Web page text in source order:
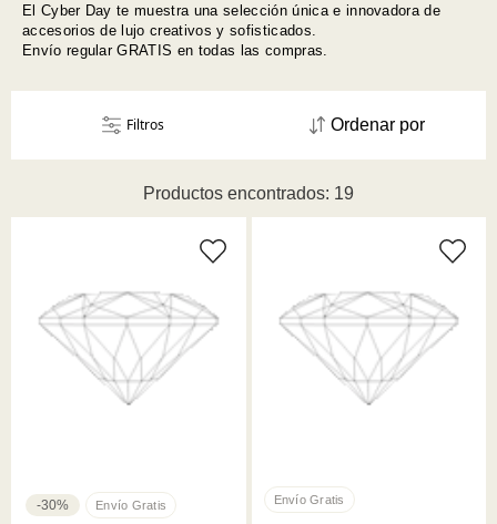
El Cyber Day te muestra una selección única e innovadora de
accesorios de lujo creativos y sofisticados.
Envío regular GRATIS en todas las compras.
Productos encontrados: 19
Ordenar por
Mejor descuento
Filtros
-30%